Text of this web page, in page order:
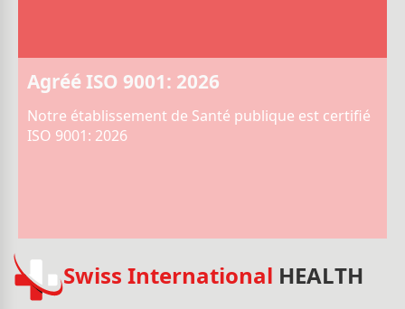
Agréé ISO 9001: 2026
Notre établissement de Santé publique est certifié
ISO 9001: 2026
Swiss International HEALTH